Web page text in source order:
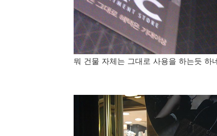
뭐 건물 자체는 그대로 사용을 하는듯 하